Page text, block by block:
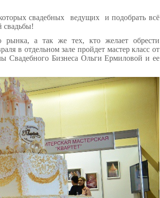
свадебных
ведущих
и подобрать всё
свадьбы!
рынка, а так же тех, кто желает обрести
в отдельном зале пройдет мастер класс от
Свадебного Бизнеса Ольги Ермиловой и ее